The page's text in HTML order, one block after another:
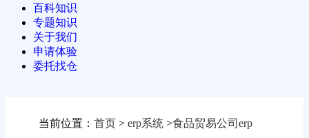
百科知识
专题知识
关于我们
申请体验
委托找仓
当前位置： 首页 > erp系统 >食品贸易公司erp